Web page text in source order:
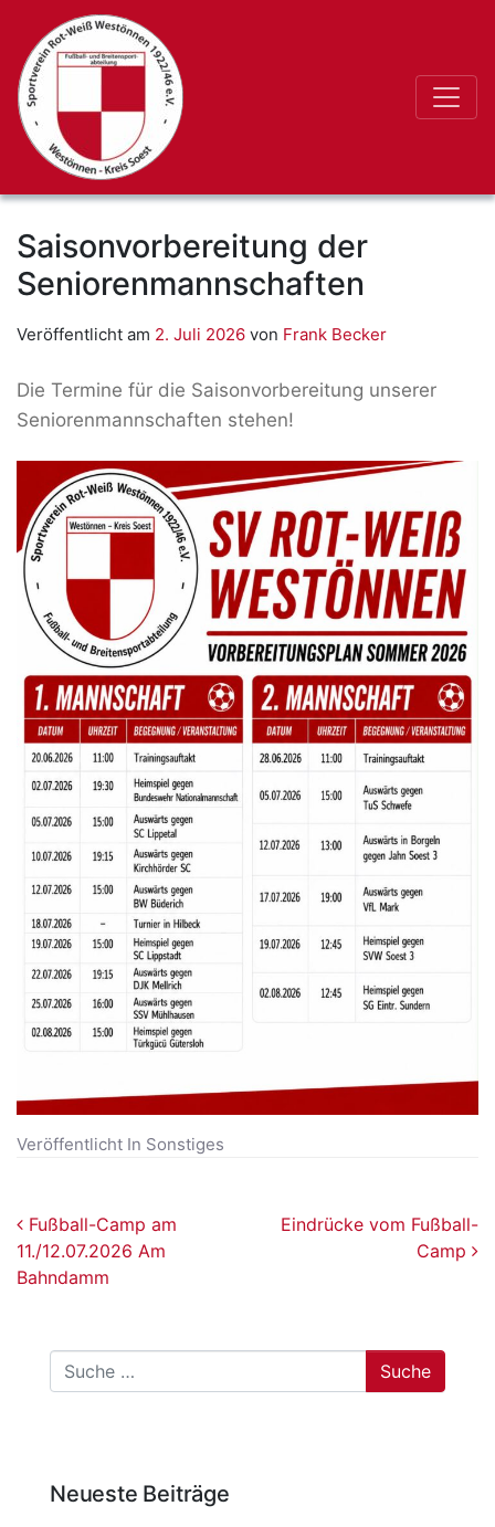
Saisonvorbereitung der
Seniorenmannschaften
Veröffentlicht am 2. Juli 2026 von Frank Becker
Die Termine für die Saisonvorbereitung unserer
Seniorenmannschaften stehen!
Veröffentlicht In Sonstiges
Beitragsnavigation
Fußball-Camp am
11./12.07.2026 Am
Bahndamm
Eindrücke vom Fußball-
Camp
Suche
Neueste Beiträge